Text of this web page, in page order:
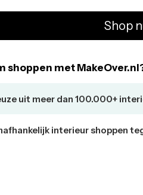
plantenhangers • Voor
2 rollen macramé koord (25 m),
Shop
shoppen met
uit meer dan 100.000+
interieur shoppen